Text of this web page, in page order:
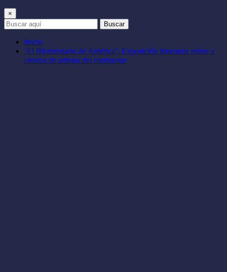
×
Buscar
Inicio
‘El Bicentenario de América’: Exposición itinerante reúne a
cientos de artistas del continente